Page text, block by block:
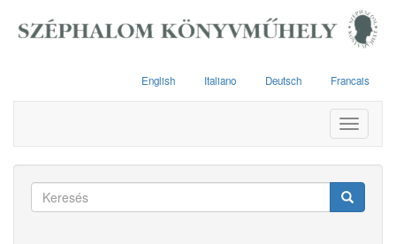
English Italiano Deutsch Francais
Toggle
Keresés